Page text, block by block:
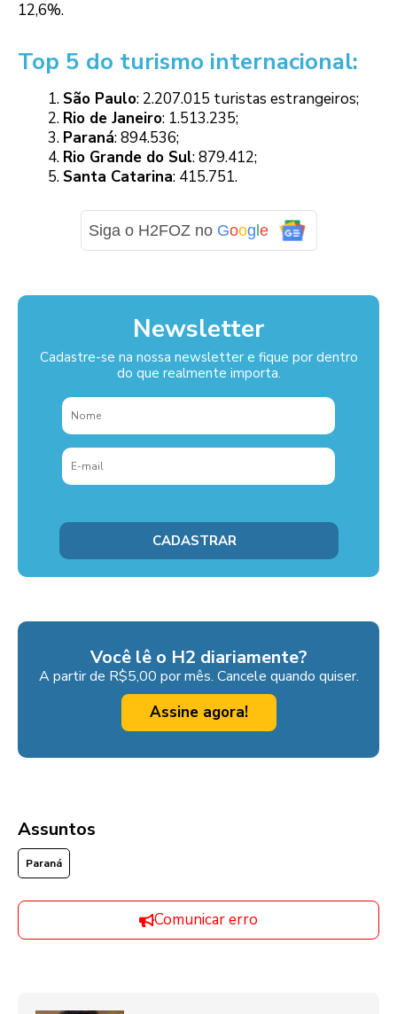
12,6%.
Top 5 do turismo internacional:
São Paulo: 2.207.015 turistas estrangeiros;
Rio de Janeiro: 1.513.235;
Paraná: 894.536;
Rio Grande do Sul: 879.412;
Santa Catarina: 415.751.
Siga o H2FOZ no Google
Newsletter
Cadastre-se na nossa newsletter e fique por dentro
do que realmente importa.
Você lê o H2 diariamente?
A partir de R$5,00 por mês. Cancele quando quiser.
Assine agora!
Assuntos
Paraná
Comunicar erro